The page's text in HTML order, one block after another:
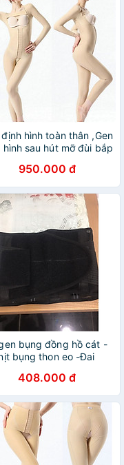
định hình toàn thân ,Gen
hình sau hút mỡ đùi bắp
950.000 đ
bụng đồng hồ cát -
bụng thon eo -Đai
408.000 đ